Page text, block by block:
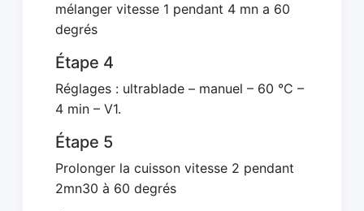
mélanger vitesse 1 pendant 4 mn a 60
degrés
Étape 4
Réglages : ultrablade – manuel – 60 °C –
4 min – V1.
Étape 5
Prolonger la cuisson vitesse 2 pendant
2mn30 à 60 degrés